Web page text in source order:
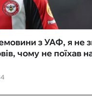
з УАФ, я не
чому не поїхав